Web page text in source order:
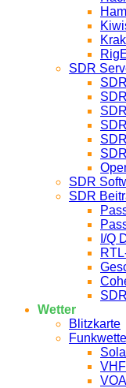
SDR
SDR
SDR
I/Q
Wetter
Blitzkarte